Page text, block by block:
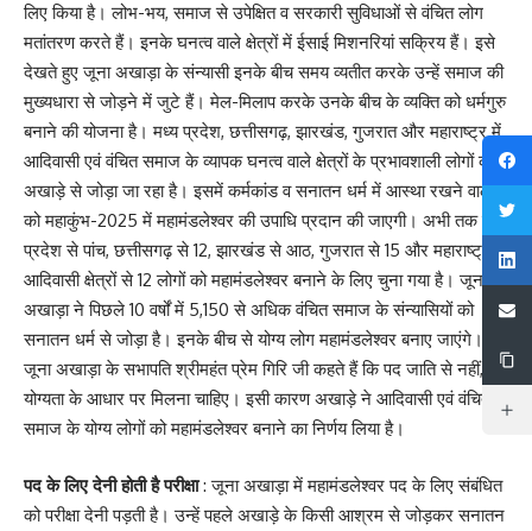
लिए किया है। लोभ-भय, समाज से उपेक्षित व सरकारी सुविधाओं से वंचित लोग
मतांतरण करते हैं। इनके घनत्व वाले क्षेत्रों में ईसाई मिशनरियां सक्रिय हैं। इसे
देखते हुए जूना अखाड़ा के संन्यासी इनके बीच समय व्यतीत करके उन्हें समाज की
मुख्यधारा से जोड़ने में जुटे हैं। मेल-मिलाप करके उनके बीच के व्यक्ति को धर्मगुरु
बनाने की योजना है। मध्य प्रदेश, छत्तीसगढ़, झारखंड, गुजरात और महाराष्ट्र में
आदिवासी एवं वंचित समाज के व्यापक घनत्व वाले क्षेत्रों के प्रभावशाली लोगों को
अखाड़े से जोड़ा जा रहा है। इसमें कर्मकांड व सनातन धर्म में आस्था रखने वालों
को महाकुंभ-2025 में महामंडलेश्वर की उपाधि प्रदान की जाएगी। अभी तक मध्य
प्रदेश से पांच, छत्तीसगढ़ से 12, झारखंड से आठ, गुजरात से 15 और महाराष्ट्र के
आदिवासी क्षेत्रों से 12 लोगों को महामंडलेश्वर बनाने के लिए चुना गया है। जूना
अखाड़ा ने पिछले 10 वर्षों में 5,150 से अधिक वंचित समाज के संन्यासियों को
सनातन धर्म से जोड़ा है। इनके बीच से योग्य लोग महामंडलेश्वर बनाए जाएंगे।
जूना अखाड़ा के सभापति श्रीमहंत प्रेम गिरि जी कहते हैं कि पद जाति से नहीं,
योग्यता के आधार पर मिलना चाहिए। इसी कारण अखाड़े ने आदिवासी एवं वंचित
समाज के योग्य लोगों को महामंडलेश्वर बनाने का निर्णय लिया है।
पद के लिए देनी होती है परीक्षा: जूना अखाड़ा में महामंडलेश्वर पद के लिए संबंधित
को परीक्षा देनी पड़ती है। उन्हें पहले अखाड़े के किसी आश्रम से जोड़कर सनातन